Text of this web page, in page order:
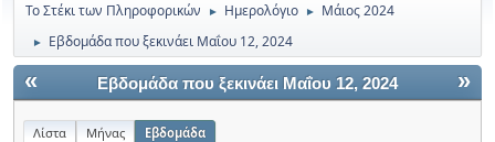
Το Στέκι των Πληροφορικών ► Ημερολόγιο ► Μάιος 2024
► Εβδομάδα που ξεκινάει Μαΐου 12, 2024
« »
Εβδομάδα που ξεκινάει Μαΐου 12, 2024
Λίστα Μήνας Εβδομάδα